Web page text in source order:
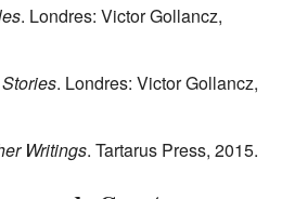
. Londres: Victor Gollancz,
. Londres: Victor Gollancz,
Writings. Tartarus Press, 2015.